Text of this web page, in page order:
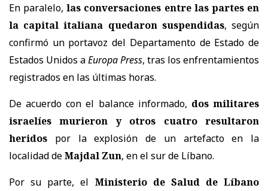
En paralelo,las conversaciones entre las partes en
la capital italiana quedaron suspendidas, según
confirmó un portavoz del Departamento de Estado de
Estados Unidos aEuropa Press, tras los enfrentamientos
registrados en las últimas horas.
De acuerdo con el balance informado, dos militares
israelíes murieron y otros cuatro resultaron
heridos por la explosión de un artefacto en la
localidad deMajdal Zun, en el sur de Líbano.
Por su parte, el Ministerio de Salud de Líbano